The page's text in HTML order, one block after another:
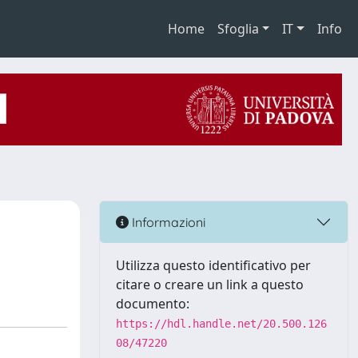
Home Sfoglia IT Info
Informazioni
Utilizza questo identificativo per
citare o creare un link a questo
documento:
https://hdl.handle.net/20.500.126
08/47220